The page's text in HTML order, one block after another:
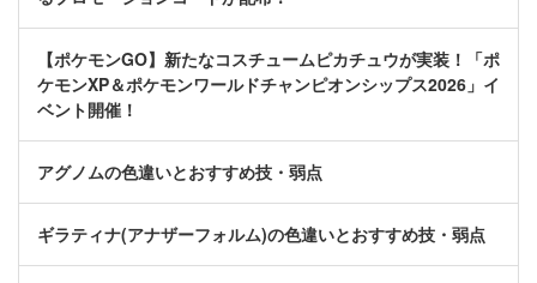
【ポケモンGO】新たなコスチュームピカチュウが実装！「ポ
ケモンXP＆ポケモンワールドチャンピオンシップス2026」イ
ベント開催！
アグノムの色違いとおすすめ技・弱点
ギラティナ(アナザーフォルム)の色違いとおすすめ技・弱点